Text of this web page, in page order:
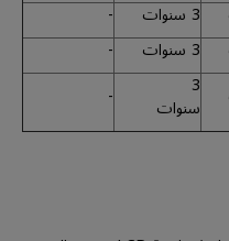
3 سنوات
-
3 سنوات
-
سنوات -